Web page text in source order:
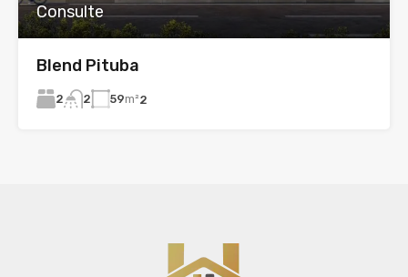
Consulte
Blend Pituba
2 2 59m²2